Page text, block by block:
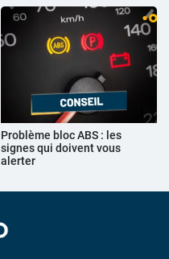
Problème bloc ABS : les
signes qui doivent vous
alerter